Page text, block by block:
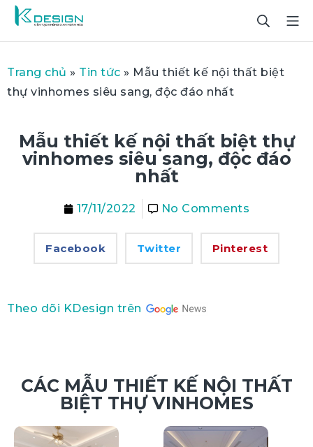
Trang chủ » Tin tức » Mẫu thiết kế nội thất biệt
thự vinhomes siêu sang, độc đáo nhất
Mẫu thiết kế nội thất biệt thự
vinhomes siêu sang, độc đáo
nhất
17/11/2022 No Comments
Facebook Twitter Pinterest
Theo dõi KDesign trên
CÁC MẪU THIẾT KẾ NỘI THẤT
BIỆT THỰ VINHOMES